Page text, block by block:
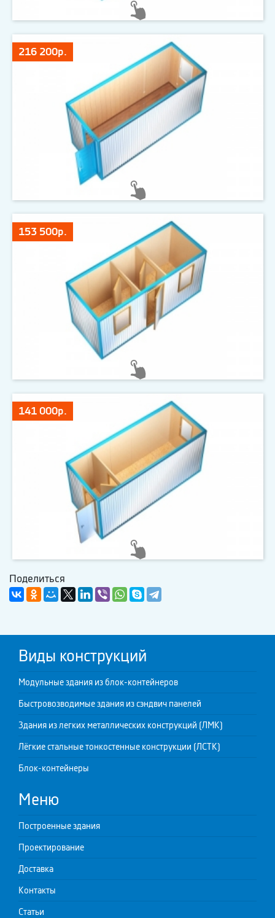
216 200р.
153 500р.
141 000р.
Поделиться
Виды конструкций
Модульные здания из блок-контейнеров
Быстровозводимые здания из сэндвич панелей
Здания из легких металлических конструкций (ЛМК)
Лёгкие стальные тонкостенные конструкции (ЛСТК)
Блок-контейнеры
Меню
Построенные здания
Проектирование
Доставка
Контакты
Статьи